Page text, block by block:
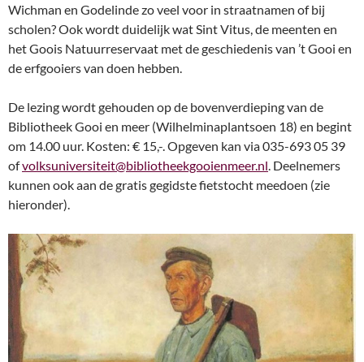
Wichman en Godelinde zo veel voor in straatnamen of bij
scholen? Ook wordt duidelijk wat Sint Vitus, de meenten en
het Goois Natuurreservaat met de geschiedenis van ’t Gooi en
de erfgooiers van doen hebben.
De lezing wordt gehouden op de bovenverdieping van de
Bibliotheek Gooi en meer (Wilhelminaplantsoen 18) en begint
om 14.00 uur. Kosten: € 15,-. Opgeven kan via 035-693 05 39
ofvolksuniversiteit@bibliotheekgooienmeer.nl. Deelnemers
kunnen ook aan de gratis gegidste fietstocht meedoen (zie
hieronder).